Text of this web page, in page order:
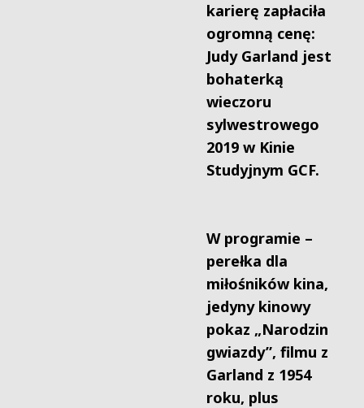
karierę zapłaciła
ogromną cenę:
Judy Garland jest
bohaterką
wieczoru
sylwestrowego
2019 w Kinie
Studyjnym GCF.
W programie –
perełka dla
miłośników kina,
jedyny kinowy
pokaz „Narodzin
gwiazdy”, filmu z
Garland z 1954
roku, plus